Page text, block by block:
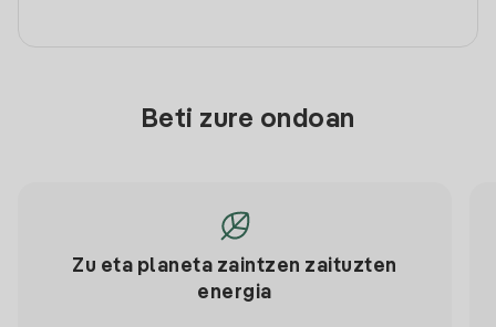
Beti zure ondoan
Zu eta planeta zaintzen zaituzten
energia